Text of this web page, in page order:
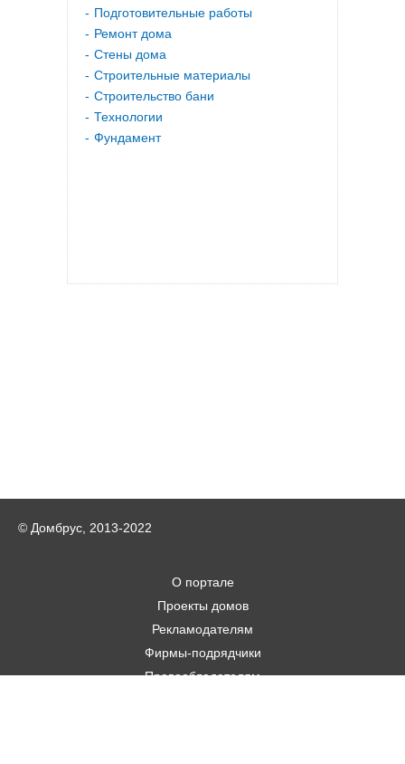
Подготовительные работы
Ремонт дома
Стены дома
Строительные материалы
Строительство бани
Технологии
Фундамент
© Домбрус, 2013-2022
О портале
Проекты домов
Рекламодателям
Фирмы-подрядчики
Правообладателям